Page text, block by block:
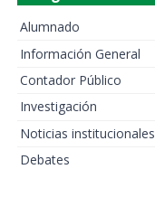
Alumnado
Información General
Contador Público
Investigación
Noticias institucionales
Debates